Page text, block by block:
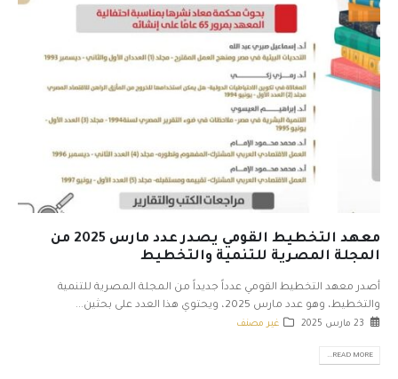
معهد التخطيط القومي يصدر عدد مارس 2025 من
المجلة المصرية للتنمية والتخطيط
أصدر معهد التخطيط القومي عدداً جديداً من المجلة المصرية للتنمية
والتخطيط، وهو عدد مارس 2025، ويحتوي هذا العدد على بحثين...
23 مارس 2025 غير مصنف
READ MORE...